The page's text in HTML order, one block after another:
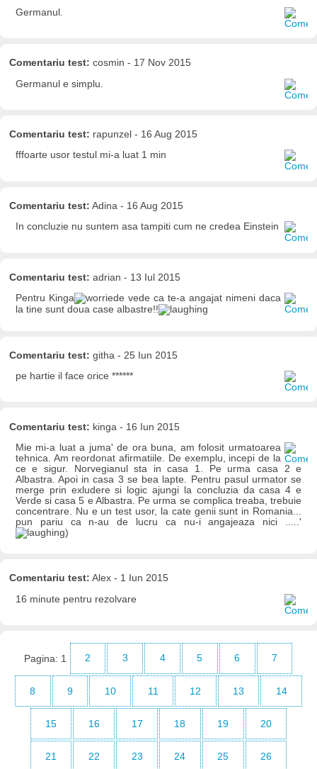
Germanul.
Comentariu test: cosmin - 17 Nov 2015
Germanul e simplu.
Comentariu test: rapunzel - 16 Aug 2015
fffoarte usor testul mi-a luat 1 min
Comentariu test: Adina - 16 Aug 2015
In concluzie nu suntem asa tampiti cum ne credea Einstein
Comentariu test: adrian - 13 Iul 2015
Pentru Kinga
e vede ca te-a angajat nimeni daca
la tine sunt doua case albastre!!
Comentariu test: githa - 25 Iun 2015
pe hartie il face orice ******
Comentariu test: kinga - 16 Iun 2015
Mie mi-a luat a juma' de ora buna, am folosit urmatoarea
tehnica. Am reordonat afirmatiile. De exemplu, incepi de la
ce e sigur. Norvegianul sta in casa 1. Pe urma casa 2 e
Albastra. Apoi in casa 3 se bea lapte. Pentru pasul urmator se
merge prin exludere si logic ajungi la concluzia da casa 4 e
Verde si casa 5 e Albastra. Pe urma se complica treaba, trebuie
concentrare. Nu e un test usor, la cate genii sunt in Romania...
pun pariu ca n-au de lucru ca nu-i angajeaza nici .....'
)
Comentariu test: Alex - 1 Iun 2015
16 minute pentru rezolvare
Pagina: 1 2 3 4 5 6 7
8 9 10 11 12 13 14
15 16 17 18 19 20
21 22 23 24 25 26